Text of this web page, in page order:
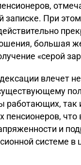
записке. При
большая
«серой
влечет
работающих, так
пенсионеров, что
и
системе в